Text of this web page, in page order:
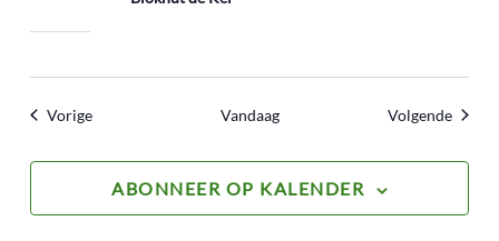
VorigeEvenementen Vandaag Volgende
ABONNEER OP KALENDER